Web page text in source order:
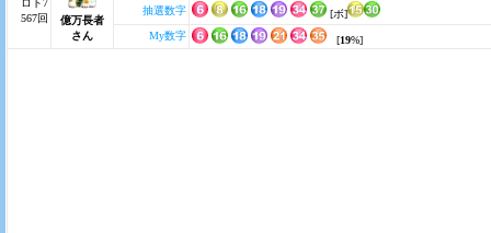
ロト7
567回
億万長者
さん
抽選数字
[ボ]
My数字
[19%]